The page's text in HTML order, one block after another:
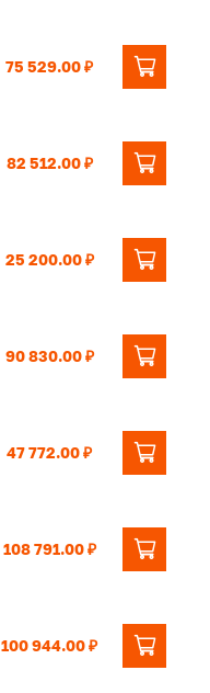
75 529.00 ₽
82 512.00 ₽
25 200.00 ₽
90 830.00 ₽
47 772.00 ₽
108 791.00 ₽
100 944.00 ₽